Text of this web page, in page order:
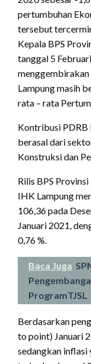
pertumbuhan
tersebut
Kepala BPS
tanggal 5
Lampung masih
rata – rata
Kontribusi PDRB
berasal dari
Konstruksi dan
Rilis BPS
IHK Lampung
106,36 pada
Januari 2021,
0,76 %.
Baca Juga
ProgramTJSL
Berdasarkan
to point) Januari
sedangkan inflasi